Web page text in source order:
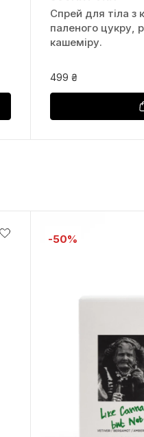
Спрей для тіла з
паленого цукру,
кашеміру.
499 ₴
-50%